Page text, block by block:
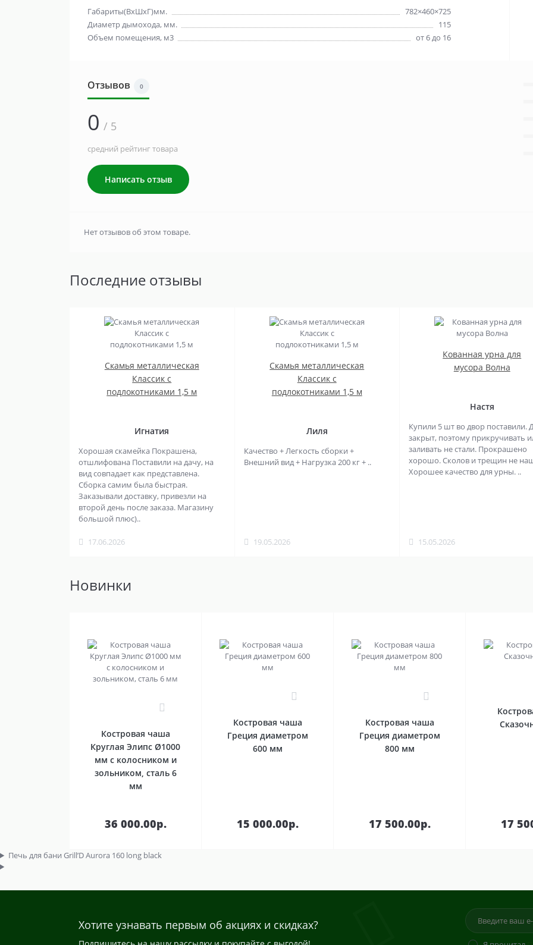
Габариты(ВхШхГ)мм.
782×460×725
Диаметр дымохода, мм.
115
Объем помещения, м3
от 6 до 16
Отзывов 0
0 / 5
средний рейтинг товара
Написать отзыв
Нет отзывов об этом товаре.
Последние отзывы
Скамья металлическая
Классик с
подлокотниками 1,5 м
Игнатия
Хорошая скамейка Покрашена,
отшлифована Поставили на дачу, на
вид совпадает как представлена.
Сборка самим была быстрая.
Заказывали доставку, привезли на
второй день после заказа. Магазину
большой плюс)..
17.06.2026
Скамья металлическая
Классик с
подлокотниками 1,5 м
Лиля
Качество + Легкость сборки +
Внешний вид + Нагрузка 200 кг + ..
19.05.2026
Кованная урна для
мусора Волна
Настя
Купили 5 шт во двор поставили.
закрыт, поэтому прикручивать
заливать не стали. Прокрашено
хорошо. Сколов и трещин не
Хорошее качество для урны. ..
15.05.2026
Новинки
Костровая чаша
Круглая Элипс Ø1000
мм с колосником и
зольником, сталь 6
мм
36 000.00р.
корзину
Костровая чаша
Греция диаметром
600 мм
15 000.00р.
корзину
Костровая чаша
Греция диаметром
800 мм
17 500.00р.
корзину
17
Печь для бани Grill’D Aurora 160 long black
Хотите узнавать первым об акциях и скидках?